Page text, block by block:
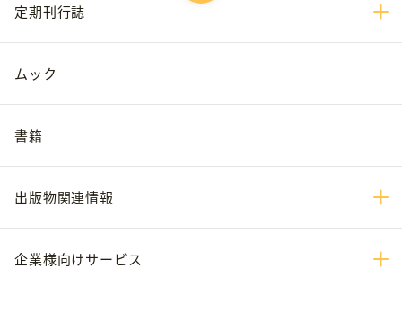
定期刊行誌
ムック
書籍
出版物関連情報
企業様向けサービス